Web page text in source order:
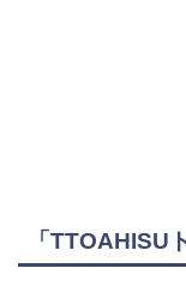
「TTOAHISU